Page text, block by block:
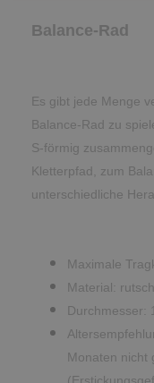
Balance-Rad
Es gibt jede Menge
Balance-Rad zu
S-förmig
Kletterpfad, zum
unterschiedliche
Maximale
Material:
Durchmesser:
Monaten nicht